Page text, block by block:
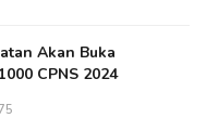
Akan Buka
CPNS 2024